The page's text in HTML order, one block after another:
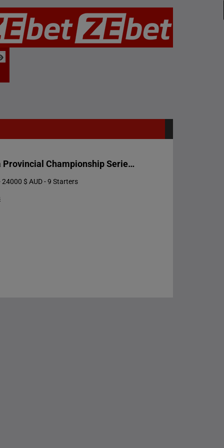
Racing Wa Provincial Championship Series Heat
24000 $ AUD - 9 Starters